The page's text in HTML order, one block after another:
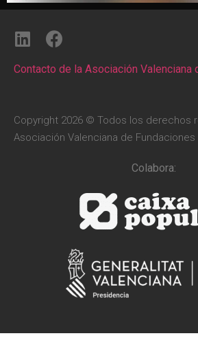
Contacto de la Asociación Valenciana
Copyright 2026 © Todos los derechos
Asociación Valenciana de Fundaciones
Colabora: